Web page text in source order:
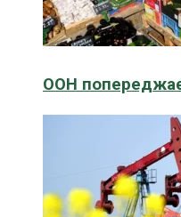
ООН попереджає